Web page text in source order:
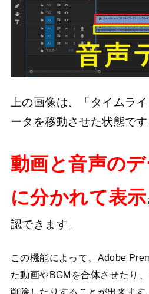
上の画像は、「タイムラ
ータを移動させた状態です
動画と音声の
に分かれて表示
認できます。
この機能によって、Adobe
た動画やBGMを合体させたり
削除したりすることが出来ます